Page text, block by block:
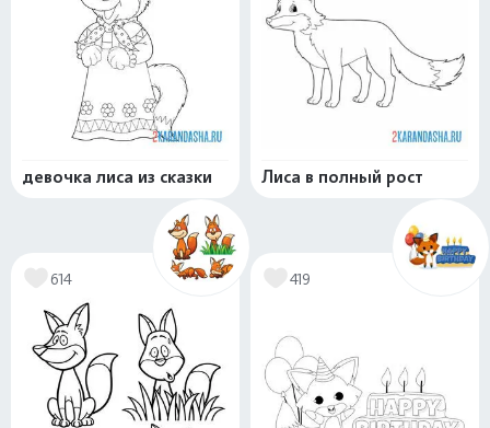
девочка лиса из сказки Лиса в полный рост
614 419